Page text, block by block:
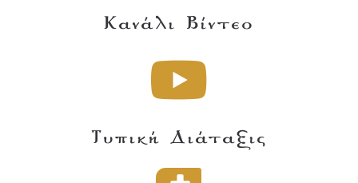
Κανάλι Βίντεο
Τυπική Διάταξις